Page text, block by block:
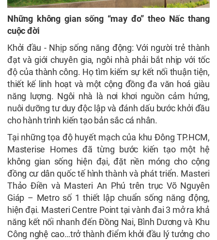
Những không gian sống “may đo” theo Nấc thang
cuộc đời
Khởi đầu - Nhịp sống năng động: Với người trẻ thành
đạt và giới chuyên gia, ngôi nhà phải bắt nhịp với tốc
độ của thành công. Họ tìm kiếm sự kết nối thuận tiện,
thiết kế linh hoạt và một cộng đồng đa văn hoá giàu
năng lượng. Ngôi nhà là nơi khơi nguồn cảm hứng,
nuôi dưỡng tư duy độc lập và đánh dấu bước khởi đầu
cho hành trình kiến tạo bản sắc cá nhân.
Tại những tọa độ huyết mạch của khu Đông TP.HCM,
Masterise Homes đã từng bước kiến tạo một hệ
không gian sống hiện đại, đặt nền móng cho cộng
đồng cư dân quốc tế hình thành và phát triển. Masteri
Thảo Điền và Masteri An Phú trên trục Võ Nguyên
Giáp – Metro số 1 thiết lập chuẩn sống năng động,
hiện đại. Masteri Centre Point tại vành đai 3 mở ra khả
năng kết nối nhanh đến Đồng Nai, Bình Dương và Khu
Công nghệ cao…trở thành điểm khởi đầu lý tưởng cho